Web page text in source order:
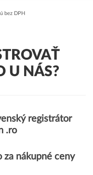
bez DPH
U NÁS?
registrátor
.ro
za nákupné ceny